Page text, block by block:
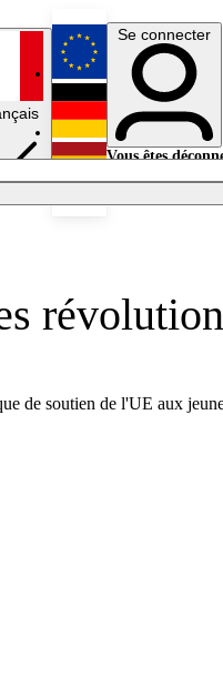
English
Deutsch
Se connecter
Vous êtes
de soutien de l'UE aux